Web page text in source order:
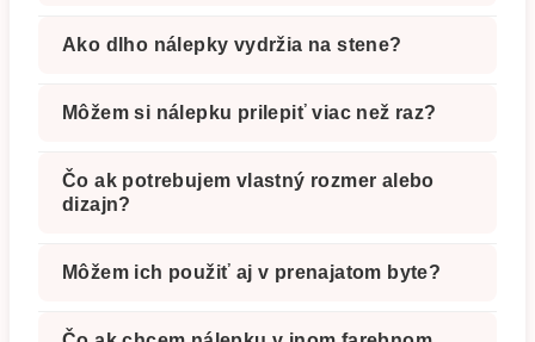
Ako dlho nálepky vydržia na stene?
Môžem si nálepku prilepiť viac než raz?
Čo ak potrebujem vlastný rozmer alebo
dizajn?
Môžem ich použiť aj v prenajatom byte?